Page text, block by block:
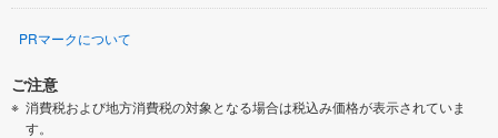
PRマークについて
ご注意
消費税および地方消費税の対象となる場合は税込み価格が表示されていま
す。